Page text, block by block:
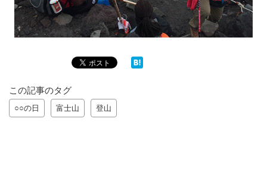
この記事のタグ
○○の日 富士山 登山